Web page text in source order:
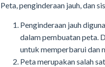
Peta, penginderaan jauh, dan
Penginderaan jauh
dalam pembuatan peta.
untuk memperbarui dan
Peta merupakan salah